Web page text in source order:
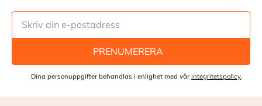
PRENUMERERA
Dina personuppgifter behandlas i enlighet med vår integritetspolicy.